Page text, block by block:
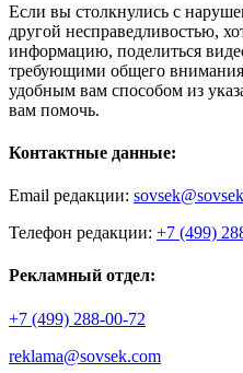
Если вы столкнулись с
другой несправедливостью,
информацию, поделиться
требующими общего
удобным вам способом из
вам помочь.
Контактные данные:
Email редакции:
Телефон редакции: +7 (499)
Рекламный отдел:
+7 (499) 288-00-72
reklama@sovsek.com